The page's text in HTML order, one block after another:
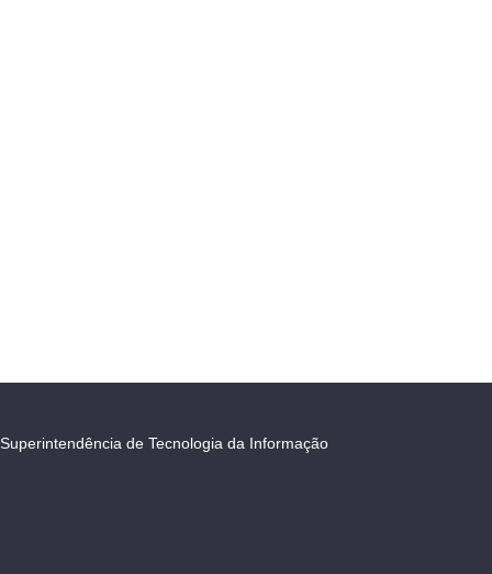
Superintendência de Tecnologia da Informação